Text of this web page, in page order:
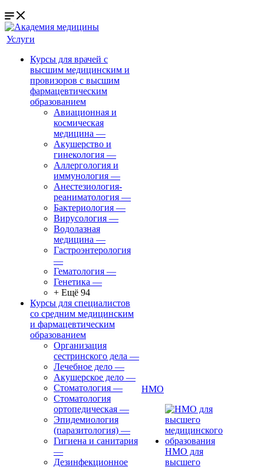
Услуги
Курсы для врачей с
высшим медицинским и
провизоров с высшим
фармацевтическим
образованием
Авиационная и
космическая
медицина —
Акушерство и
гинекология —
Аллергология и
иммунология —
Анестезиология-
реаниматология —
Бактериология —
Вирусология —
Водолазная
медицина —
Гастроэнтерология
—
Гематология —
Генетика —
+ Ещё 94
Курсы для специалистов
со средним медицинским
и фармацевтическим
образованием
Организация
сестринского дела —
Лечебное дело —
Акушерское дело —
Стоматология —
Стоматология
ортопедическая —
Эпидемиология
(паразитология) —
Гигиена и санитария
—
Дезинфекционное
НМО
НМО для
высшего